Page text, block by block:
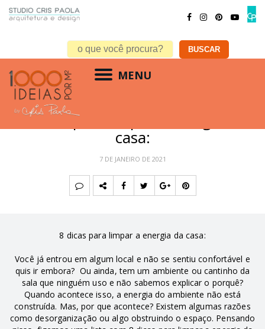
MENU
8 dicas para limpar a energia da
casa:
7 DE JANEIRO DE 2021
8 dicas para limpar a energia da casa:
Você já entrou em algum local e não se sentiu confortável e
quis ir embora? Ou ainda, tem um ambiente ou cantinho da
sala que ninguém uso e não sabemos explicar o porquê?
Quando acontece isso, a energia do ambiente não está
construída. Mas, por que acontece? Existem algumas razões
como desorganização ou algo obstruindo o espaço. Pensando